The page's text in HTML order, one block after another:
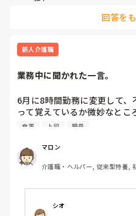
回答を
新人介護職
業務中に聞かれた一言。
6月に8時間勤務に変更して
って覚えているか微妙なとこ
風呂業務に戻りたいとかな
聞いただけかもしれません
今日も食事も遅ければ要領
食事 上司 職員
マロン
介護職・ヘルパー, 従来型特養,
シオ